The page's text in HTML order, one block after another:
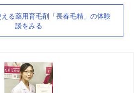
る薬用育毛剤「長春毛精」の体験
談をみる